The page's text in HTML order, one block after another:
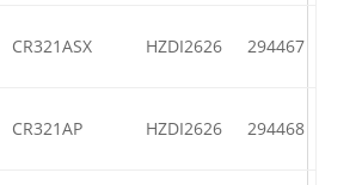
CR321ASX HZDI2626 294467
CR321AP HZDI2626 294468